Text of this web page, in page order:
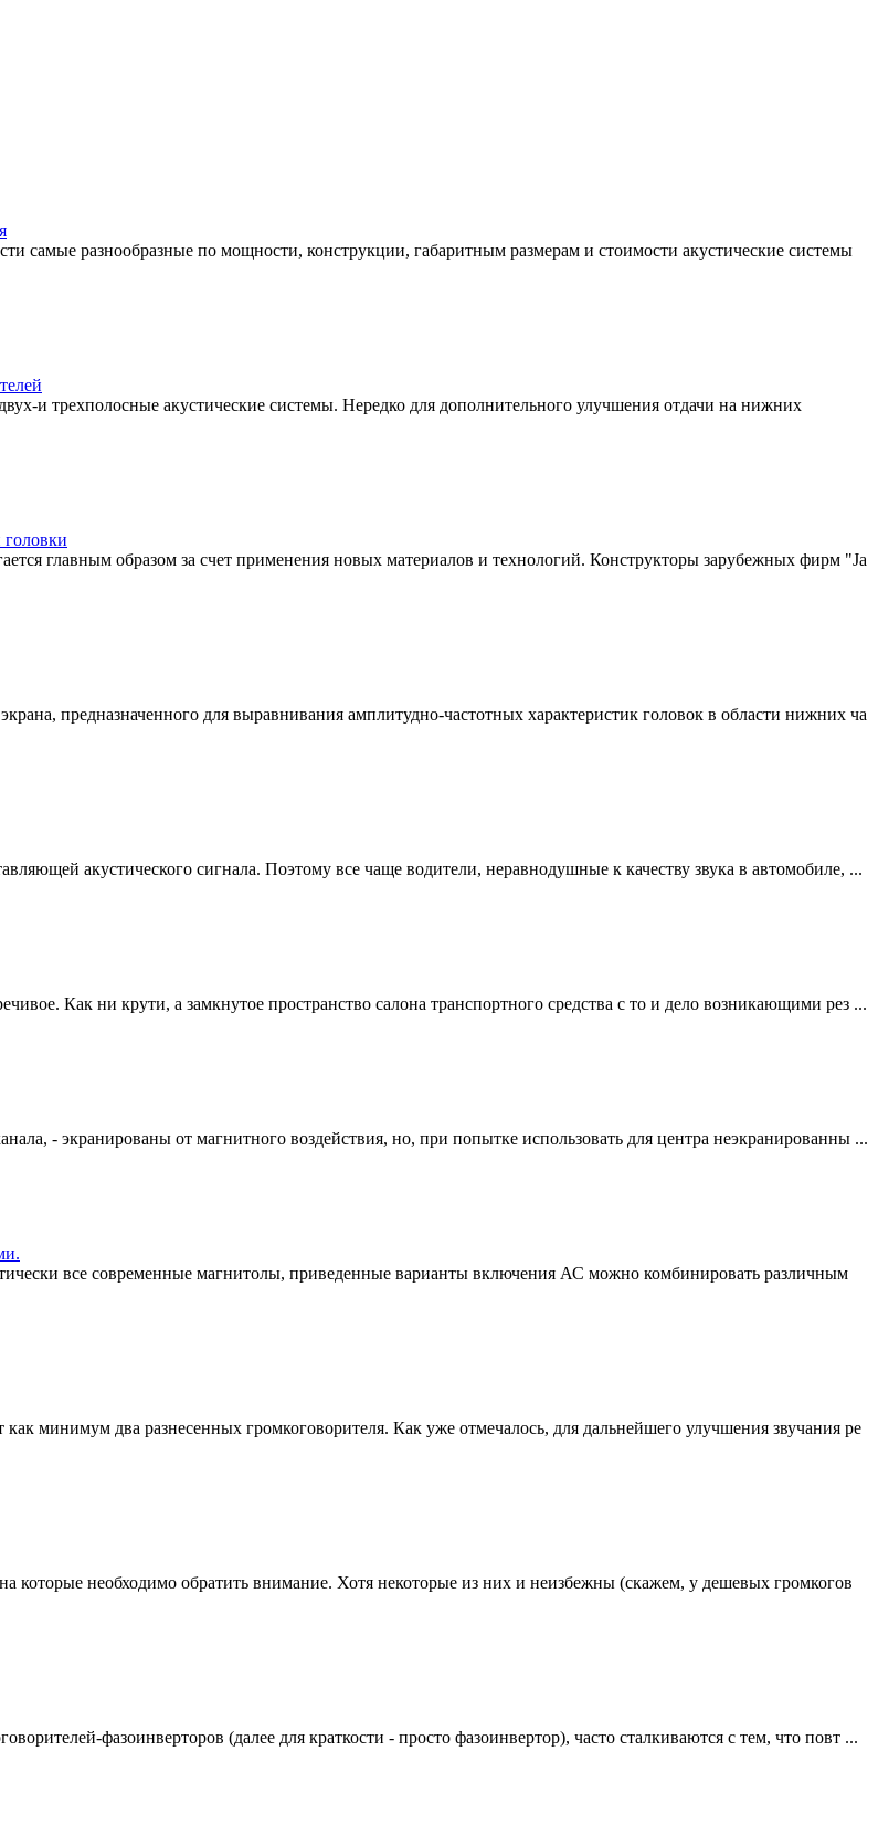
самые разнообразные по мощности, конструкции, габаритным размерам и стоимости акустические системы
и трехполосные акустические системы. Нередко для дополнительного улучшения отдачи на нижних
головки
главным образом за счет применения новых материалов и технологий. Конструкторы зарубежных фирм "Ja
предназначенного для выравнивания амплитудно-частотных характеристик головок в области нижних ча
акустического сигнала. Поэтому все чаще водители, неравнодушные к качеству звука в автомобиле, ...
Как ни крути, а замкнутое пространство салона транспортного средства с то и дело возникающими рез ...
- экранированы от магнитного воздействия, но, при попытке использовать для центра неэкранированны ...
все современные магнитолы, приведенные варианты включения АС можно комбинировать различным
минимум два разнесенных громкоговорителя. Как уже отмечалось, для дальнейшего улучшения звучания ре
которые необходимо обратить внимание. Хотя некоторые из них и неизбежны (скажем, у дешевых громкогов
фазоинверторов (далее для краткости - просто фазоинвертор), часто сталкиваются с тем, что повт ...